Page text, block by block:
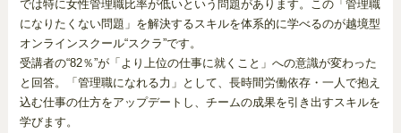
では特に女性管理職比率が低いという問題があります。この「管理職
になりたくない問題」を解決するスキルを体系的に学べるのが越境型
オンラインスクール“スクラ”です。
受講者の“82％”が「より上位の仕事に就くこと」への意識が変わった
と回答。「管理職になれる力」として、長時間労働依存・一人で抱え
込む仕事の仕方をアップデートし、チームの成果を引き出すスキルを
学びます。